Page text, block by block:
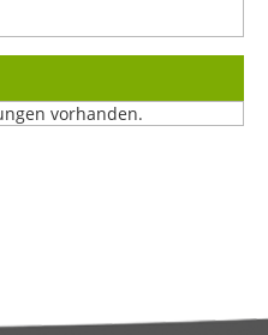
vorhanden.